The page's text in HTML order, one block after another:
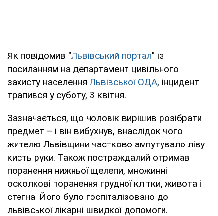
Як повідомив "Львівський портал" із
посиланням на департамент цивільного
захисту населення Львівської ОДА, інцидент
трапився у суботу, 3 квітня.
Зазначається, що чоловік вирішив розібрати
предмет – і він вибухнув, внаслідок чого
жителю Львівщини частково ампутувало ліву
кисть руки. Також постраждалий отримав
поранення нижньої щелепи, множинні
осколкові поранення грудної клітки, живота і
стегна. Його було госпіталізовано до
львівської лікарні швидкої допомоги.